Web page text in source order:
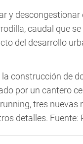
y
caudal que
del desarrollo
construcción de
por un cantero
tres nuevas
detalles. Fuente: